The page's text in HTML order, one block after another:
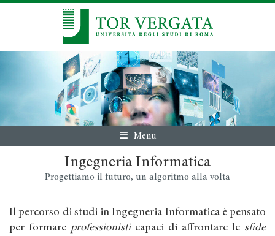
Menu
Ingegneria Informatica
Progettiamo il futuro, un algoritmo alla volta
Il percorso di studi in Ingegneria Informatica è pensato
per formare professionisticapaci di affrontare le sfide